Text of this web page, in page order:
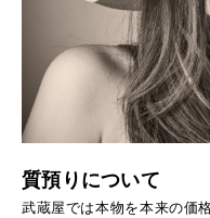
質預りについて
武蔵屋では本物を本来の価